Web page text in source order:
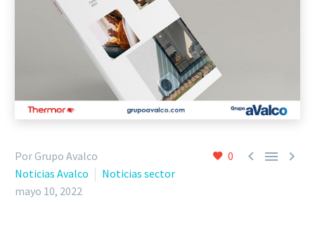
0   
Por Grupo Avalco
Noticias Avalco
Noticias sector
mayo 10, 2022